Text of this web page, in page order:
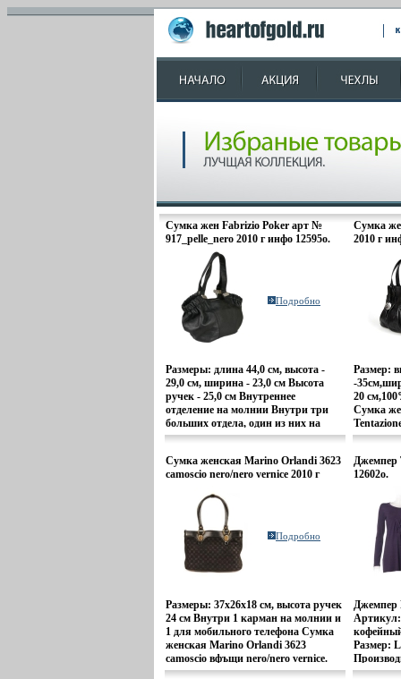
Сумка жен Fabrizio Poker арт №
917_pelle_nero 2010 г инфо 12595o.
Подробно
Размеры: длина 44,0 см, высота -
29,0 см, ширина - 23,0 см Высота
ручек - 25,0 см Внутреннее
отделение на молнии Внутри три
больших отдела, один из них на
молнии, и один небольшой карман
Сумка женская Marino Orlandi 3623
camoscio nero/nero vernice 2010 г
Подробно
Размеры: 37х26х18 см, высота ручек
24 см Внутри 1 карман на молнии и
1 для мобильного телефона Сумка
женская Marino Orlandi 3623
camoscio вфъщи nero/nero vernice.
Сумка
2010 г
Размер:
-
20
Сумка
Джемпер
12602o.
Джемпер
Артикул:
Размер:
клиенты!